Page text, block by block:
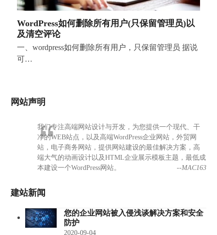
WordPress如何删除所有用户(只保留管理员)以
及清空评论
一、wordpress如何删除所有用户，只保留管理员 据说
可…
网站声明
我们专注高端网站设计与开发，为您提供一个现代、干
净的WEB站点，以及高端WordPress企业网站，外贸网
站，电子商务网站，提供网站建设的最佳解决方案，高
端大气的动画设计以及HTML企业展示模板主题，最低成
本建设一个WordPress网站。
--MAC163
建站新闻
您的企业网站被入侵浅谈解决方案和安全
防护
2020-09-04